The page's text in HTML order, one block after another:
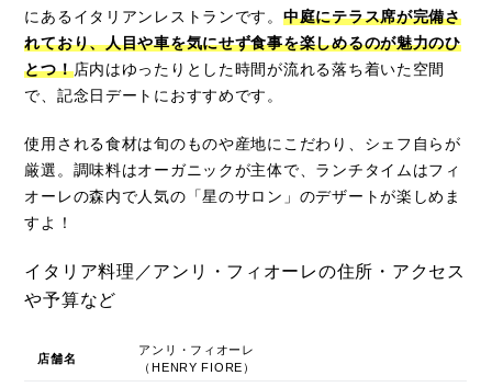
にあるイタリアンレストランです。 中庭にテラス席が完備さ
れており、人目や車を気にせず食事を楽しめるのが魅力のひ
とつ！店内はゆったりとした時間が流れる落ち着いた空間
で、記念日デートにおすすめです。
使用される食材は旬のものや産地にこだわり、シェフ自らが
厳選。調味料はオーガニックが主体で、ランチタイムはフィ
オーレの森内で人気の「星のサロン」のデザートが楽しめま
すよ！
イタリア料理／アンリ・フィオーレの住所・アクセス
や予算など
店舗名
アンリ・フィオーレ
（HENRY FIORE）